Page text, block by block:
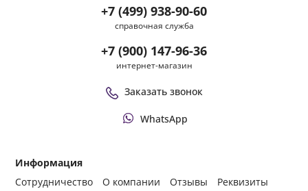
Информация
Сотрудничество
О компании Отзывы
Реквизиты
+7 (499) 938-90-60
справочная служба
+7 (900) 147-96-36
интернет-магазин
Заказать звонок
WhatsApp